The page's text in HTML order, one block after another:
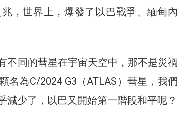
，世界上，爆發了以巴戰爭、緬甸內
不同的彗星在宇宙天空中，那不是災禍
名為C/2024 G3（ATLAS）彗星，我們
減少了，以巴又開始第一階段和平呢？